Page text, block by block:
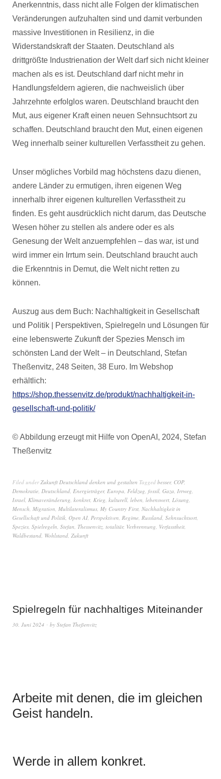
Anerkenntnis, dass nicht alle Folgen der klimatischen
Veränderungen aufzuhalten sind und damit verbunden
massive Investitionen in Resilienz, in die
Widerstandskraft der Staaten. Deutschland als
drittgrößte Industrienation der Welt darf sich nicht kleiner
machen als es ist. Deutschland darf nicht mehr in
Handlungsfeldern agieren, die nachweislich über
Jahrzehnte erfolglos waren. Deutschland braucht den
Mut, aus eigener Kraft einen neuen Sehnsuchtsort zu
schaffen. Deutschland braucht den Mut, einen eigenen
Weg innerhalb seiner kulturellen Verfasstheit zu gehen.
Unser mögliches Vorbild mag höchstens dazu dienen,
andere Länder zu ermutigen, ihren eigenen Weg
innerhalb ihrer eigenen kulturellen Verfasstheit zu
finden. Es geht ausdrücklich nicht darum, das Deutsche
Wesen höher zu stellen als andere oder es als
Genesung der Welt anzuempfehlen – das war, ist und
wird immer ein Irrtum sein. Deutschland braucht auch
die Erkenntnis in Demut, die Welt nicht retten zu
können.
Auszug aus dem Buch: Nachhaltigkeit in Gesellschaft
und Politik | Perspektiven, Spielregeln und Lösungen für
eine lebenswerte Zukunft der Spezies Mensch im
schönsten Land der Welt – in Deutschland, Stefan
Theßenvitz, 248 Seiten, 38 Euro. Im Webshop
erhältlich:
https://shop.thessenvitz.de/produkt/nachhaltigkeit-in-
gesellschaft-und-politik/
© Abbildung erzeugt mit Hilfe von OpenAI, 2024, Stefan
Theßenvitz
Filed underZukunft Deutschland denken und gestalten Tagged besser, COP,
Demokratie, Deutschland, Energieträger, Europa, Feldzug, fossil, Gaza, Irrweg,
Israel, Klimaveränderung, konkret, Krieg, kulturell, leben, lebenswert, Lösung,
Mensch, Migration, Multilateralismus, My Country First, Nachhaltigkeit in
Gesellschaft und Politik, Open AI, Perspektiven, Regime, Russland, Sehnsuchtsort,
Spezies, Spielregeln, Stefan, Thessenvitz, totalitär, Verbrennung, Verfasstheit,
Waldbestand, Wohlstand, Zukunft
Spielregeln für nachhaltiges Miteinander
30. Juni 2024 by Stefan Theßenvitz
Arbeite mit denen, die im gleichen
Geist handeln.
Werde in allem konkret.